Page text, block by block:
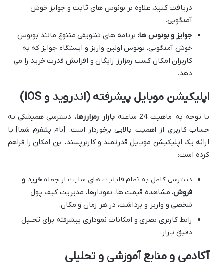
دریافت کنید، علاوه بر بونوس های ثابت و جوایز خوش
آمدگویی.
جوایز و بونوس ها: برنامه های تشویقی متنوع مانند بونوس
خوش آمدگویی، بونوس اولین واریز و ایستگاه جوایز که به
کاربران امکان کسب رمزارز رایگان و افزایش قدرت خرید را می
دهد.
اپلیکیشن موبایل پیشرفته (اندروید و iOS)
با توجه به ماهیت 24 ساعته بازار رمزارزها، دسترسی همیشگی به
حساب کاربری از اهمیت بالایی برخوردار است. [نام پلتفرم شما] با
ارائه یک اپلیکیشن موبایل قدرتمند و کاربرپسند، این امکان را فراهم
کرده است:
دسترسی کامل به تمام قابلیت های سایت از جمله خرید و
فروش، مشاهده قیمت ها، نمودارها، مدیریت کیف پول
شخصی و واریز و برداشت، در هر زمان و مکان.
رابط کاربری بصری و امکانات نموداری پیشرفته برای تحلیل
دقیق بازار.
آکادمی و منابع آموزشی و تحلیلی